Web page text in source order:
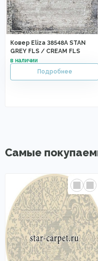
Ковер Eliza 38548A STAN
GREY FLS / CREAM FLS
Самые